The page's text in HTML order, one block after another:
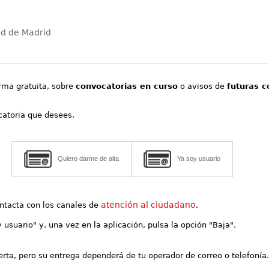
de Madrid
gratuita, sobreconvocatorias en curso o avisos defuturas
que desees.
Quiero darme de alta Ya soy usuario
con los canales deatención al ciudadano.
y, una vez en la aplicación, pulsa la opción "Baja".
pero su entrega dependerá de tu operador de correo o telefonía.